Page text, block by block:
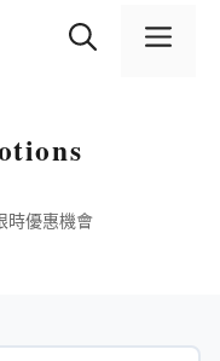
選
時優惠機會